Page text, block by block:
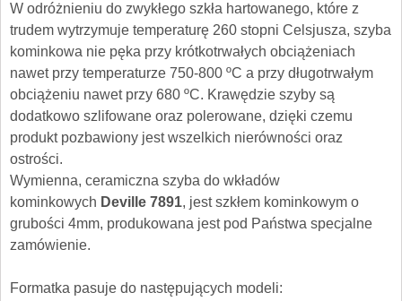
W odróżnieniu do zwykłego szkła hartowanego, które z
trudem wytrzymuje temperaturę 260 stopni Celsjusza, szyba
kominkowa nie pęka przy krótkotrwałych obciążeniach
nawet przy temperaturze 750-800 ºC a przy długotrwałym
obciążeniu nawet przy 680 ºC. Krawędzie szyby są
dodatkowo szlifowane oraz polerowane, dzięki czemu
produkt pozbawiony jest wszelkich nierówności oraz
ostrości.
Wymienna, ceramiczna szyba do wkładów
kominkowych Deville 7891, jest szkłem kominkowym o
grubości 4mm, produkowana jest pod Państwa specjalne
zamówienie.
Formatka pasuje do następujących modeli: